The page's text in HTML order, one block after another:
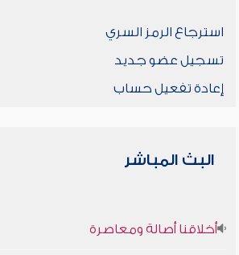
استرجاع الرمز السري
تسجيل عضو جديد
إعادة تفعيل حساب
البث المباشر
أخلاقنا أصالة ومعاصرة